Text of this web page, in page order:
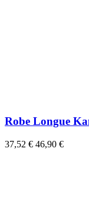
Robe Longue
37,52 € 46,90 €